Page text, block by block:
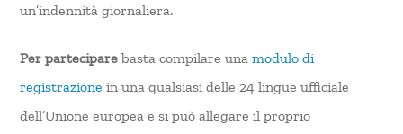
un’indennità giornaliera.
Per partecipare basta compilare unamodulo di
registrazione in una qualsiasi delle 24 lingue ufficiale
dell’Unione europea e si può allegare il proprio